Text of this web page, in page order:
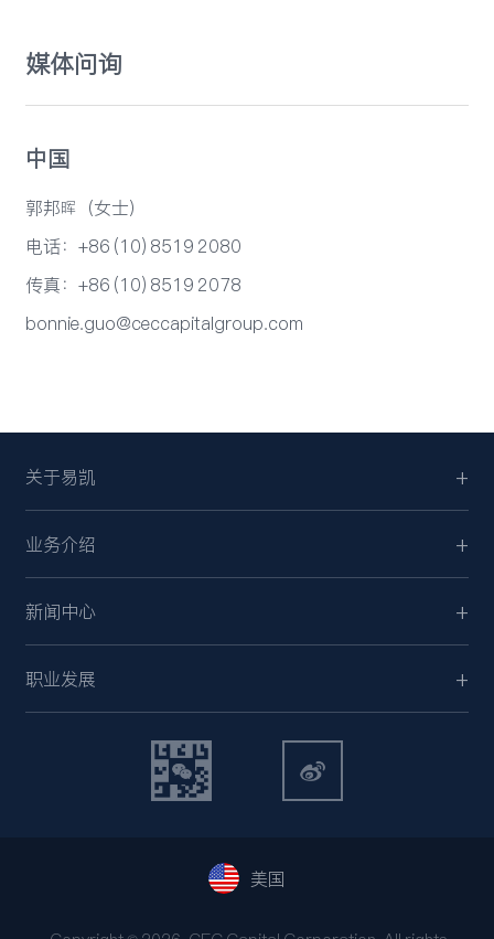
媒体问询
中国
郭邦晖（女士）
电话：+86 (10) 8519 2080
传真：+86 (10) 8519 2078
bonnie.guo@ceccapitalgroup.com
关于易凯
业务介绍
新闻中心
职业发展
美国